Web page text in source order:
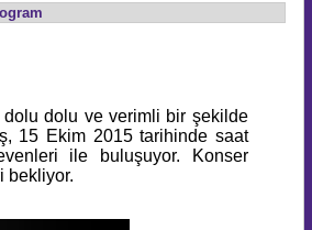
dolu dolu ve verimli bir şekilde
15 Ekim 2015 tarihinde saat
ile buluşuyor. Konser
bekliyor.